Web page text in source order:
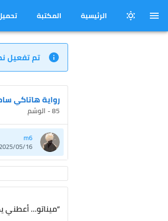
الرئيسية المكتبة
تم تفعيل
رواية هاتاكي
85 - الوشم
m6
2025/05/16
“ميناتو… أعطني